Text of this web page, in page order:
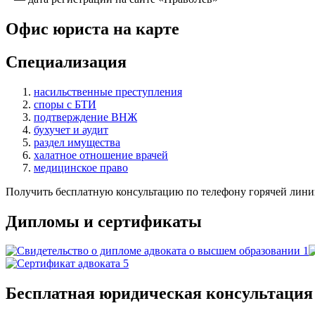
Офис юриста на карте
Специализация
насильственные преступления
споры с БТИ
подтверждение ВНЖ
бухучет и аудит
раздел имущества
халатное отношение врачей
медицинское право
Получить бесплатную консультацию по телефону горячей
Дипломы и сертификаты
Бесплатная юридическая консультация